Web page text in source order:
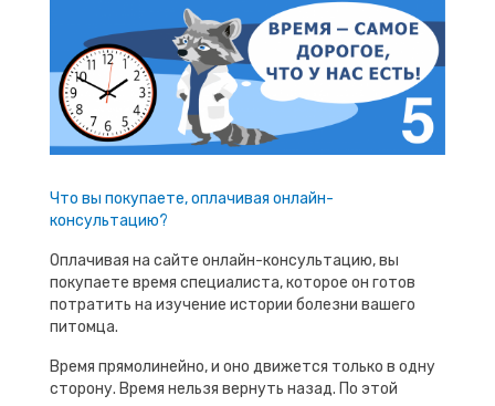
Что вы покупаете, оплачивая онлайн-
консультацию?
Оплачивая на сайте онлайн-консультацию, вы
покупаете время специалиста, которое он готов
потратить на изучение истории болезни вашего
питомца.
Время прямолинейно, и оно движется только в одну
сторону. Время нельзя вернуть назад. По этой